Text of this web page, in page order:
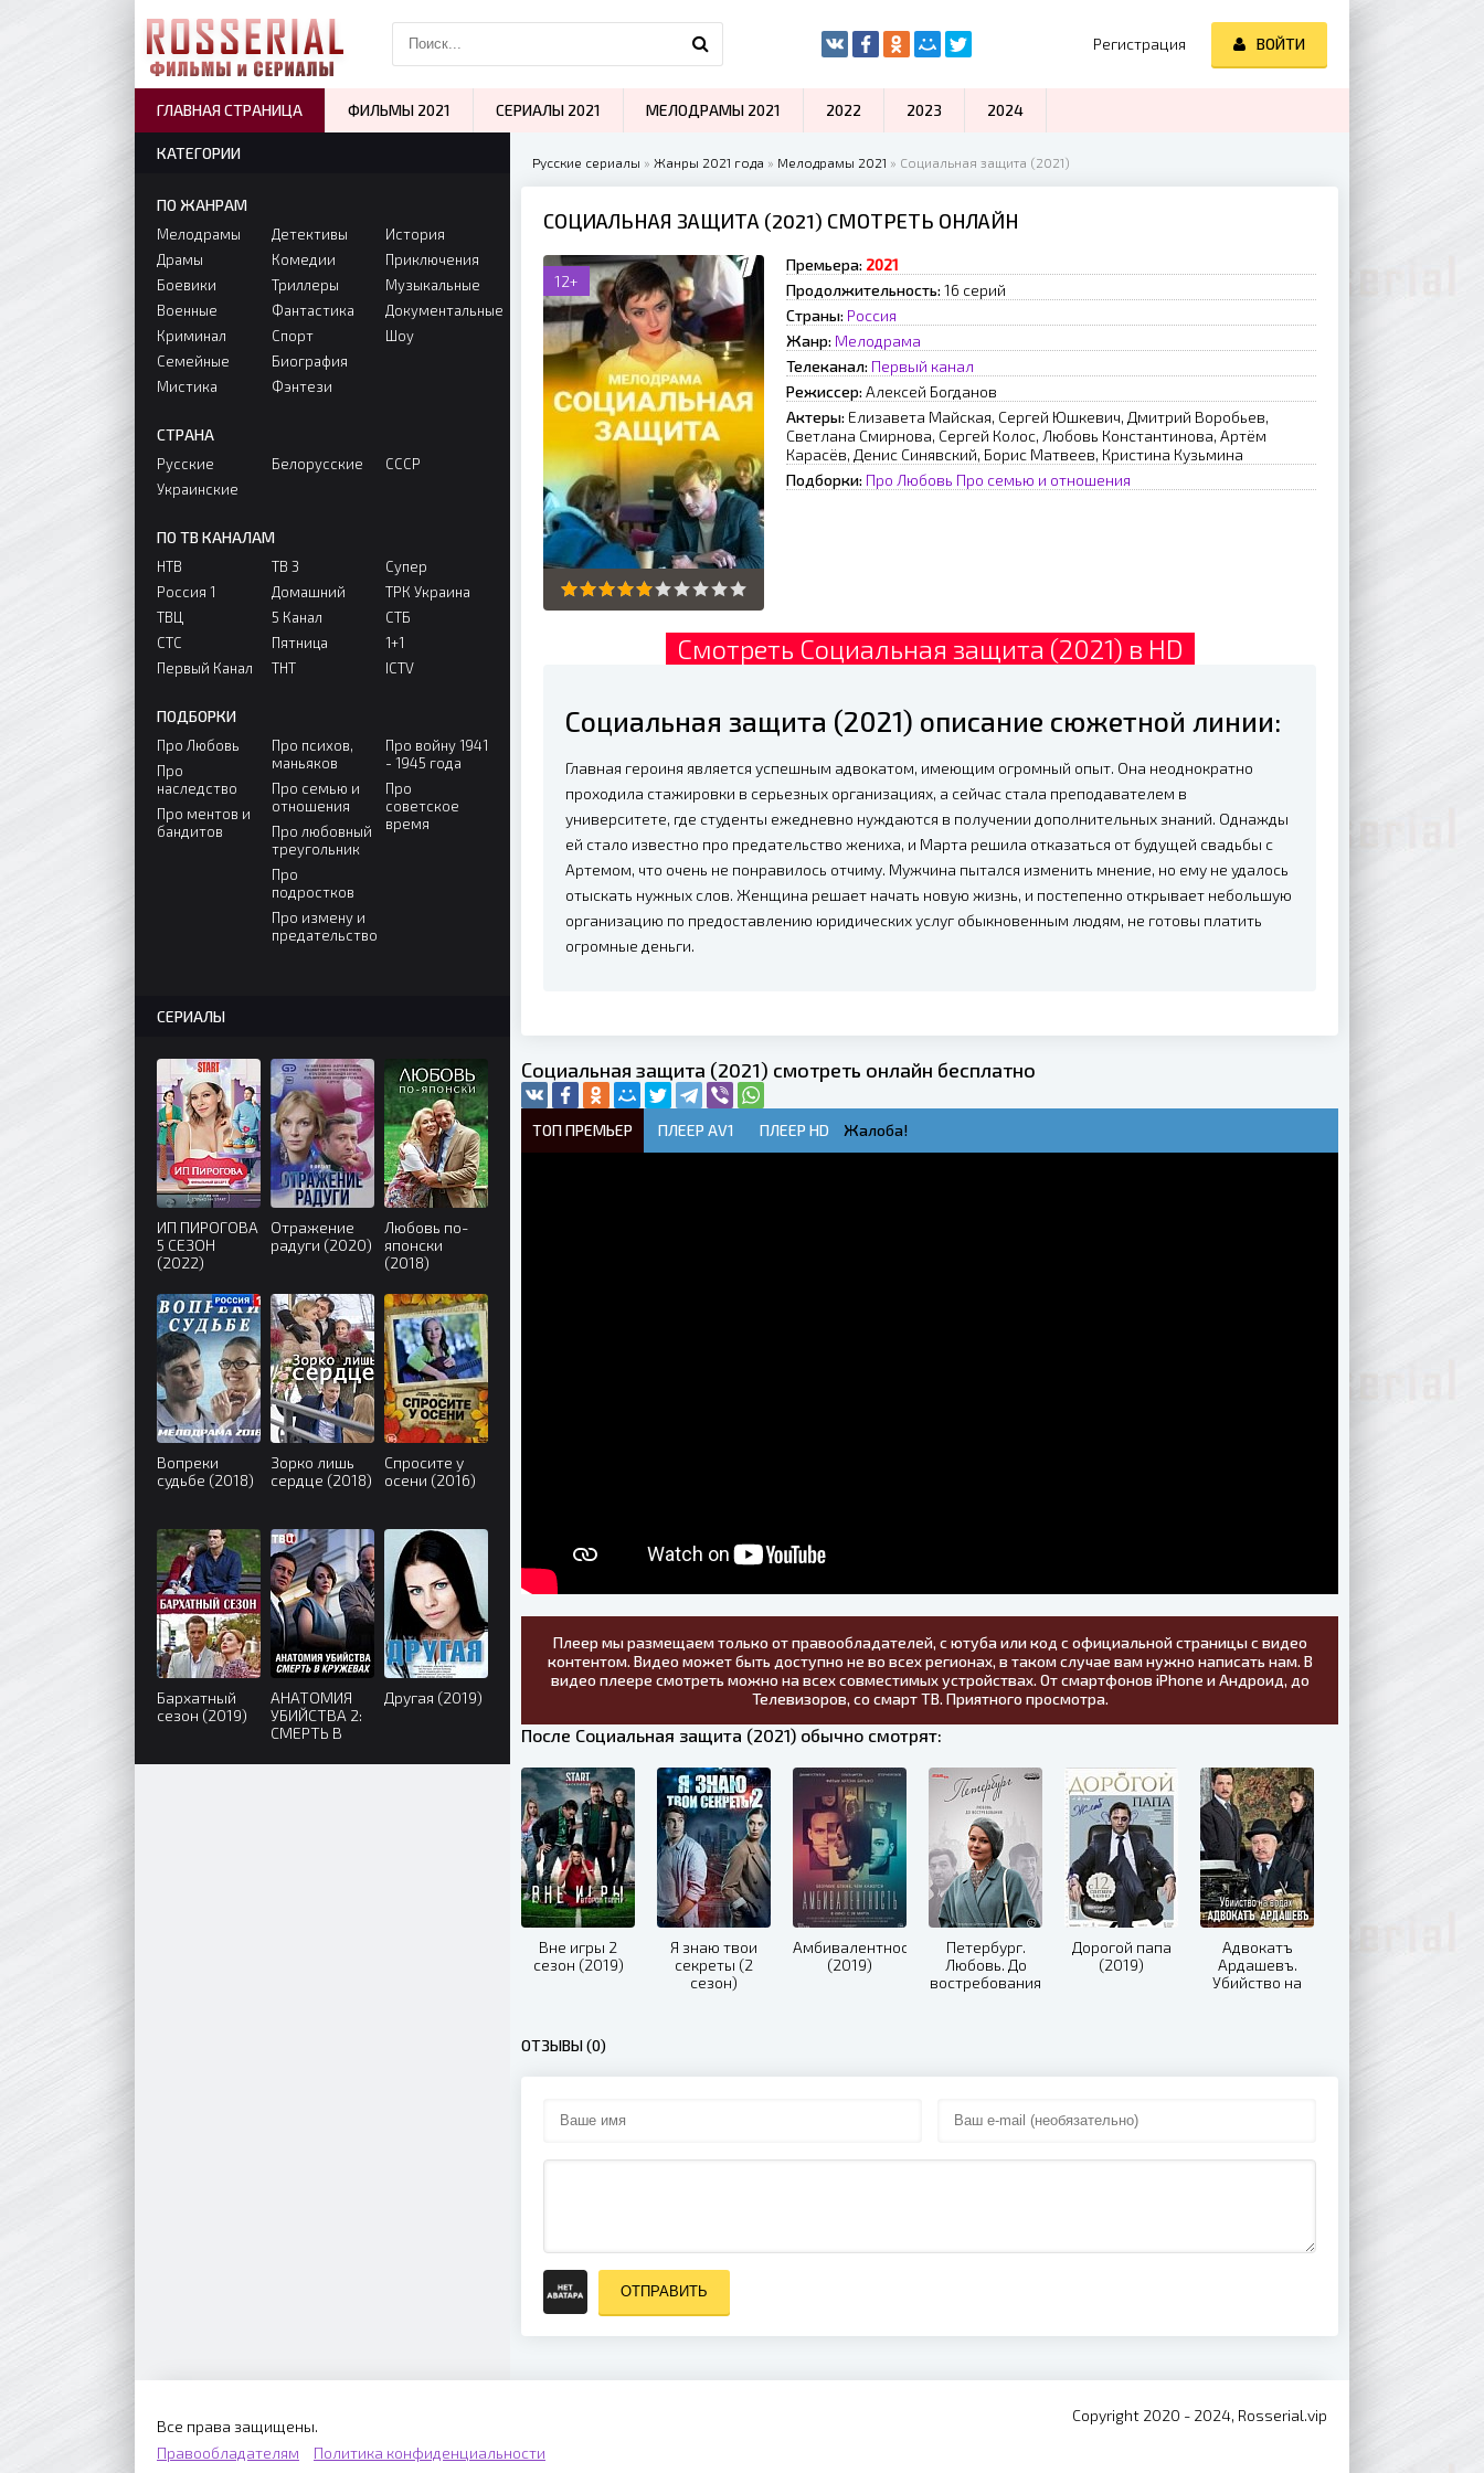
Русские сериалы » Жанры 2021 года » Мелодрамы 2021 » Социальная защита (2021)
СОЦИАЛЬНАЯ ЗАЩИТА (2021) СМОТРЕТЬ ОНЛАЙН
12+
Премьера: 2021
Продолжительность: 16 серий
Страны: Россия
Жанр: Мелодрама
Телеканал: Первый канал
Режиссер: Алексей Богданов
Актеры: Елизавета Майская, Сергей Юшкевич, Дмитрий Воробьев,
Светлана Смирнова, Сергей Колос, Любовь Константинова, Артём
Карасёв, Денис Синявский, Борис Матвеев, Кристина Кузьмина
Подборки: Про Любовь Про семью и отношения
Смотреть Социальная защита (2021) в HD
Социальная защита (2021) описание сюжетной линии:
Главная героиня является успешным адвокатом, имеющим огромный опыт. Она неоднократно
проходила стажировки в серьезных организациях, а сейчас стала преподавателем в
университете, где студенты ежедневно нуждаются в получении дополнительных знаний. Однажды
ей стало известно про предательство жениха, и Марта решила отказаться от будущей свадьбы с
Артемом, что очень не понравилось отчиму. Мужчина пытался изменить мнение, но ему не удалось
отыскать нужных слов. Женщина решает начать новую жизнь, и постепенно открывает небольшую
организацию по предоставлению юридических услуг обыкновенным людям, не готовы платить
огромные деньги.
Социальная защита (2021) смотреть онлайн бесплатно
ТОП ПРЕМЬЕР ПЛЕЕР AV1 ПЛЕЕР HD Жалоба!
Плеер мы размещаем только от правообладателей, с ютуба или код с официальной страницы с видео
контентом. Видео может быть доступно не во всех регионах, в таком случае вам нужно написать нам. В
видео плеере смотреть можно на всех совместимых устройствах. От смартфонов iPhone и Андроид, до
Телевизоров, со смарт ТВ. Приятного просмотра.
После Социальная защита (2021) обычно смотрят:
Вне игры 2
сезон (2019)
Я знаю твои
секреты (2
сезон)
Амбивалентность
(2019)
Петербург.
Любовь. До
востребования
Дорогой папа
(2019)
Адвокатъ
Ардашевъ.
Убийство на
ОТЗЫВЫ (0)
ОТПРАВИТЬ
КАТЕГОРИИ
ПО ЖАНРАМ
Мелодрамы
Драмы
Боевики
Военные
Криминал
Семейные
Мистика
Детективы
Комедии
Триллеры
Фантастика
Спорт
Биография
Фэнтези
История
Приключения
Музыкальные
Документальные
Шоу
СТРАНА
Русские
Украинские
Белорусские СССР
ПО ТВ КАНАЛАМ
НТВ
Россия 1
ТВЦ
СТС
Первый Канал
ТВ 3
Домашний
5 Канал
Пятница
ТНТ
Супер
ТРК Украина
СТБ
1+1
ICTV
ПОДБОРКИ
Про Любовь
Про
наследство
Про ментов и
бандитов
Про психов,
маньяков
Про семью и
отношения
Про любовный
треугольник
Про
подростков
Про измену и
предательство
Про войну 1941
- 1945 года
Про
советское
время
СЕРИАЛЫ
ИП ПИРОГОВА
5 СЕЗОН
(2022)
Отражение
радуги (2020)
Любовь по-
японски
(2018)
Вопреки
судьбе (2018)
Зорко лишь
сердце (2018)
Спросите у
осени (2016)
Бархатный
сезон (2019)
АНАТОМИЯ
УБИЙСТВА 2:
СМЕРТЬ В
(2019)
Другая (2019)
Регистрация ВОЙТИ
ГЛАВНАЯ СТРАНИЦА ФИЛЬМЫ 2021 СЕРИАЛЫ 2021 МЕЛОДРАМЫ 2021 2022 2023 2024
Все права защищены.
Правообладателям
Политика конфиденциальности
Copyright 2020 - 2024, Rosserial.vip